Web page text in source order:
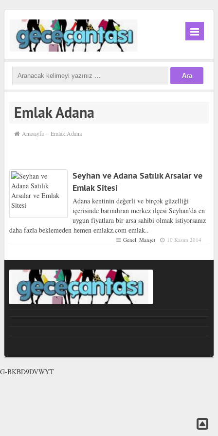
Emlak Adana
Anasayfa ›› Emlak Adana
Seyhan ve Adana Satılık Arsalar ve
Emlak Sitesi
Adana kentinin değerli ve birçok güzelliği
içerisinde barındıran merkez ilçesi Seyhan’da en
uygun fiyatlara bir arsa sahibi olmak istiyorsanız
daha fazla beklemeden hemen emlakz.com emlak..
Genel ,Manşet 10 Kasım 2014
G-BKBD9DVWYT